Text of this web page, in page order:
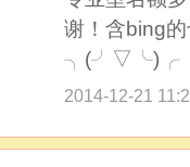
谢！含bing
╮(╯▽╰)╭
2014-12-21